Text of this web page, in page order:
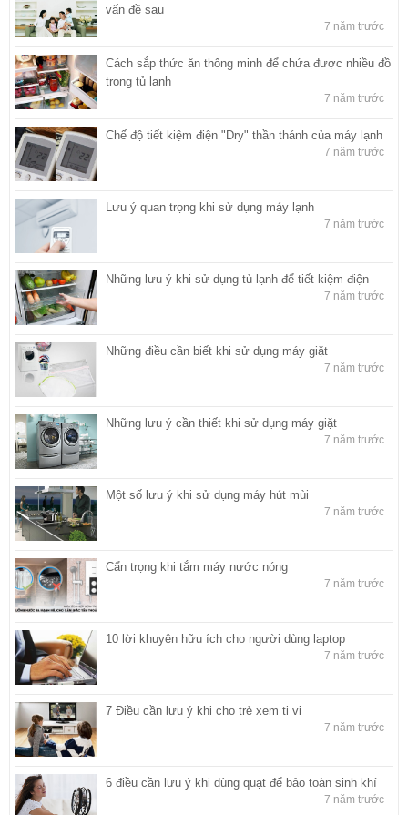
vấn đề sau
7 năm trước
Cách sắp thức ăn thông minh để chứa được nhiều đồ
trong tủ lạnh
7 năm trước
Chế độ tiết kiệm điện "Dry" thần thánh của máy lạnh
7 năm trước
Lưu ý quan trọng khi sử dụng máy lạnh
7 năm trước
Những lưu ý khi sử dụng tủ lạnh để tiết kiệm điện
7 năm trước
Những điều cần biết khi sử dụng máy giặt
7 năm trước
Những lưu ý cần thiết khi sử dụng máy giặt
7 năm trước
Một số lưu ý khi sử dụng máy hút mùi
7 năm trước
Cẩn trọng khi tắm máy nước nóng
7 năm trước
10 lời khuyên hữu ích cho người dùng laptop
7 năm trước
7 Điều cần lưu ý khi cho trẻ xem ti vi
7 năm trước
6 điều cần lưu ý khi dùng quạt để bảo toàn sinh khí
7 năm trước